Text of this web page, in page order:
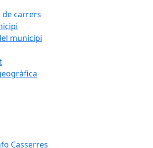
de carrers
municipi
Casserres